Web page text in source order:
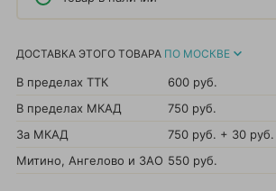
ДОСТАВКА ЭТОГО ТОВАРА ПО МОСКВЕ
В пределах ТТК 600 руб.
В пределах МКАД
750 руб.
За МКАД
750 руб. + 30 руб.
Митино, Ангелово и ЗАО 550 руб.